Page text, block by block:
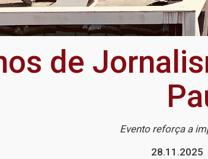
de
Evento reforça a
28.11.2025